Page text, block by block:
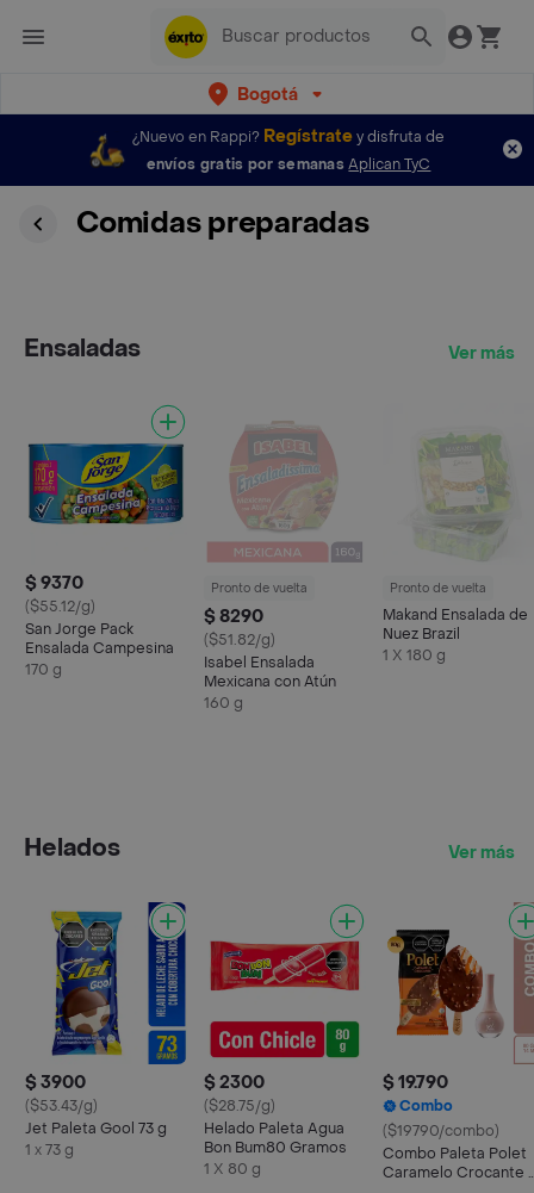
Bogotá
¿Nuevo en Rappi? Regístratey disfruta de
envíos gratis por semanas Aplican TyC
Comidas preparadas
Ensaladas Ver más
$ 9370
($55.12/g)
San Jorge Pack
Ensalada Campesina
170 g
Pronto de vuelta
$ 8290
($51.82/g)
Isabel Ensalada
Mexicana con Atún
160 g
Pronto de vuelta
Makand Ensalada de
Nuez Brazil
1 X 180 g
Helados Ver más
$ 3900
($53.43/g)
Jet Paleta Gool 73 g
1 x 73 g
$ 2300
($28.75/g)
Helado Paleta Agua
Bon Bum80 Gramos
1 X 80 g
$ 19.790
Combo
($19790/combo)
Combo Paleta Polet
Caramelo Crocante